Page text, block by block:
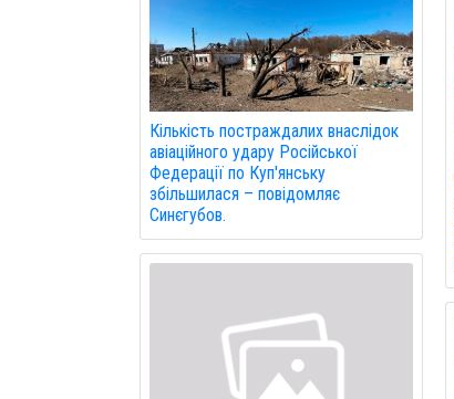
Кількість постраждалих внаслідок
авіаційного удару Російської
Федерації по Куп'янську
збільшилася – повідомляє
Синєгубов.